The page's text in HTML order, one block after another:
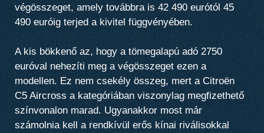
végösszeget, amely továbbra is 42 490 eurótól 45
490 euróig terjed a kivitel függvényében.
A kis bökkenő az, hogy a tömegalapú adó 2750
euróval nehezíti meg a végösszeget ezen a
modellen. Ez nem csekély összeg, mert a Citroën
C5 Aircross a kategóriában viszonylag megfizethető
színvonalon marad. Ugyanakkor most már
számolnia kell a rendkívül erős kínai riválisokkal